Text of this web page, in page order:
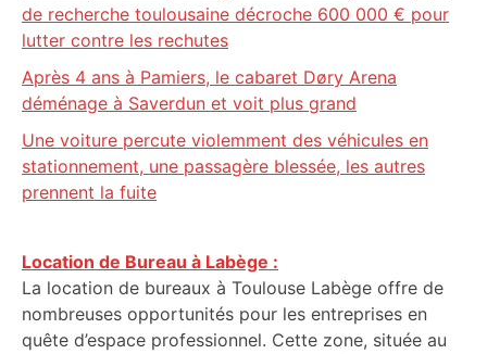
de recherche toulousaine décroche 600 000 € pour
lutter contre les rechutes
Après 4 ans à Pamiers, le cabaret Døry Arena
déménage à Saverdun et voit plus grand
Une voiture percute violemment des véhicules en
stationnement, une passagère blessée, les autres
prennent la fuite
Location de Bureau à Labège :
La location de bureaux à Toulouse Labège offre de
nombreuses opportunités pour les entreprises en
quête d’espace professionnel. Cette zone, située au